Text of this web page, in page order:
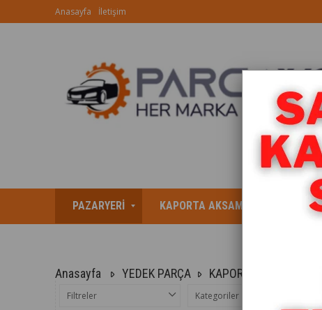
Anasayfa İletişim
PAZARYERİ KAPORTA AKSAMI
Anasayfa YEDEK PARÇA KAPORTA AKSAMI
Filtreler Kategoriler